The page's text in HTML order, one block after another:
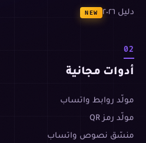
دليل ٢٠٢٦
NEW
02
أدوات مجانية
مولّد روابط واتساب
مولّد رمز QR
منسّق نصوص واتساب